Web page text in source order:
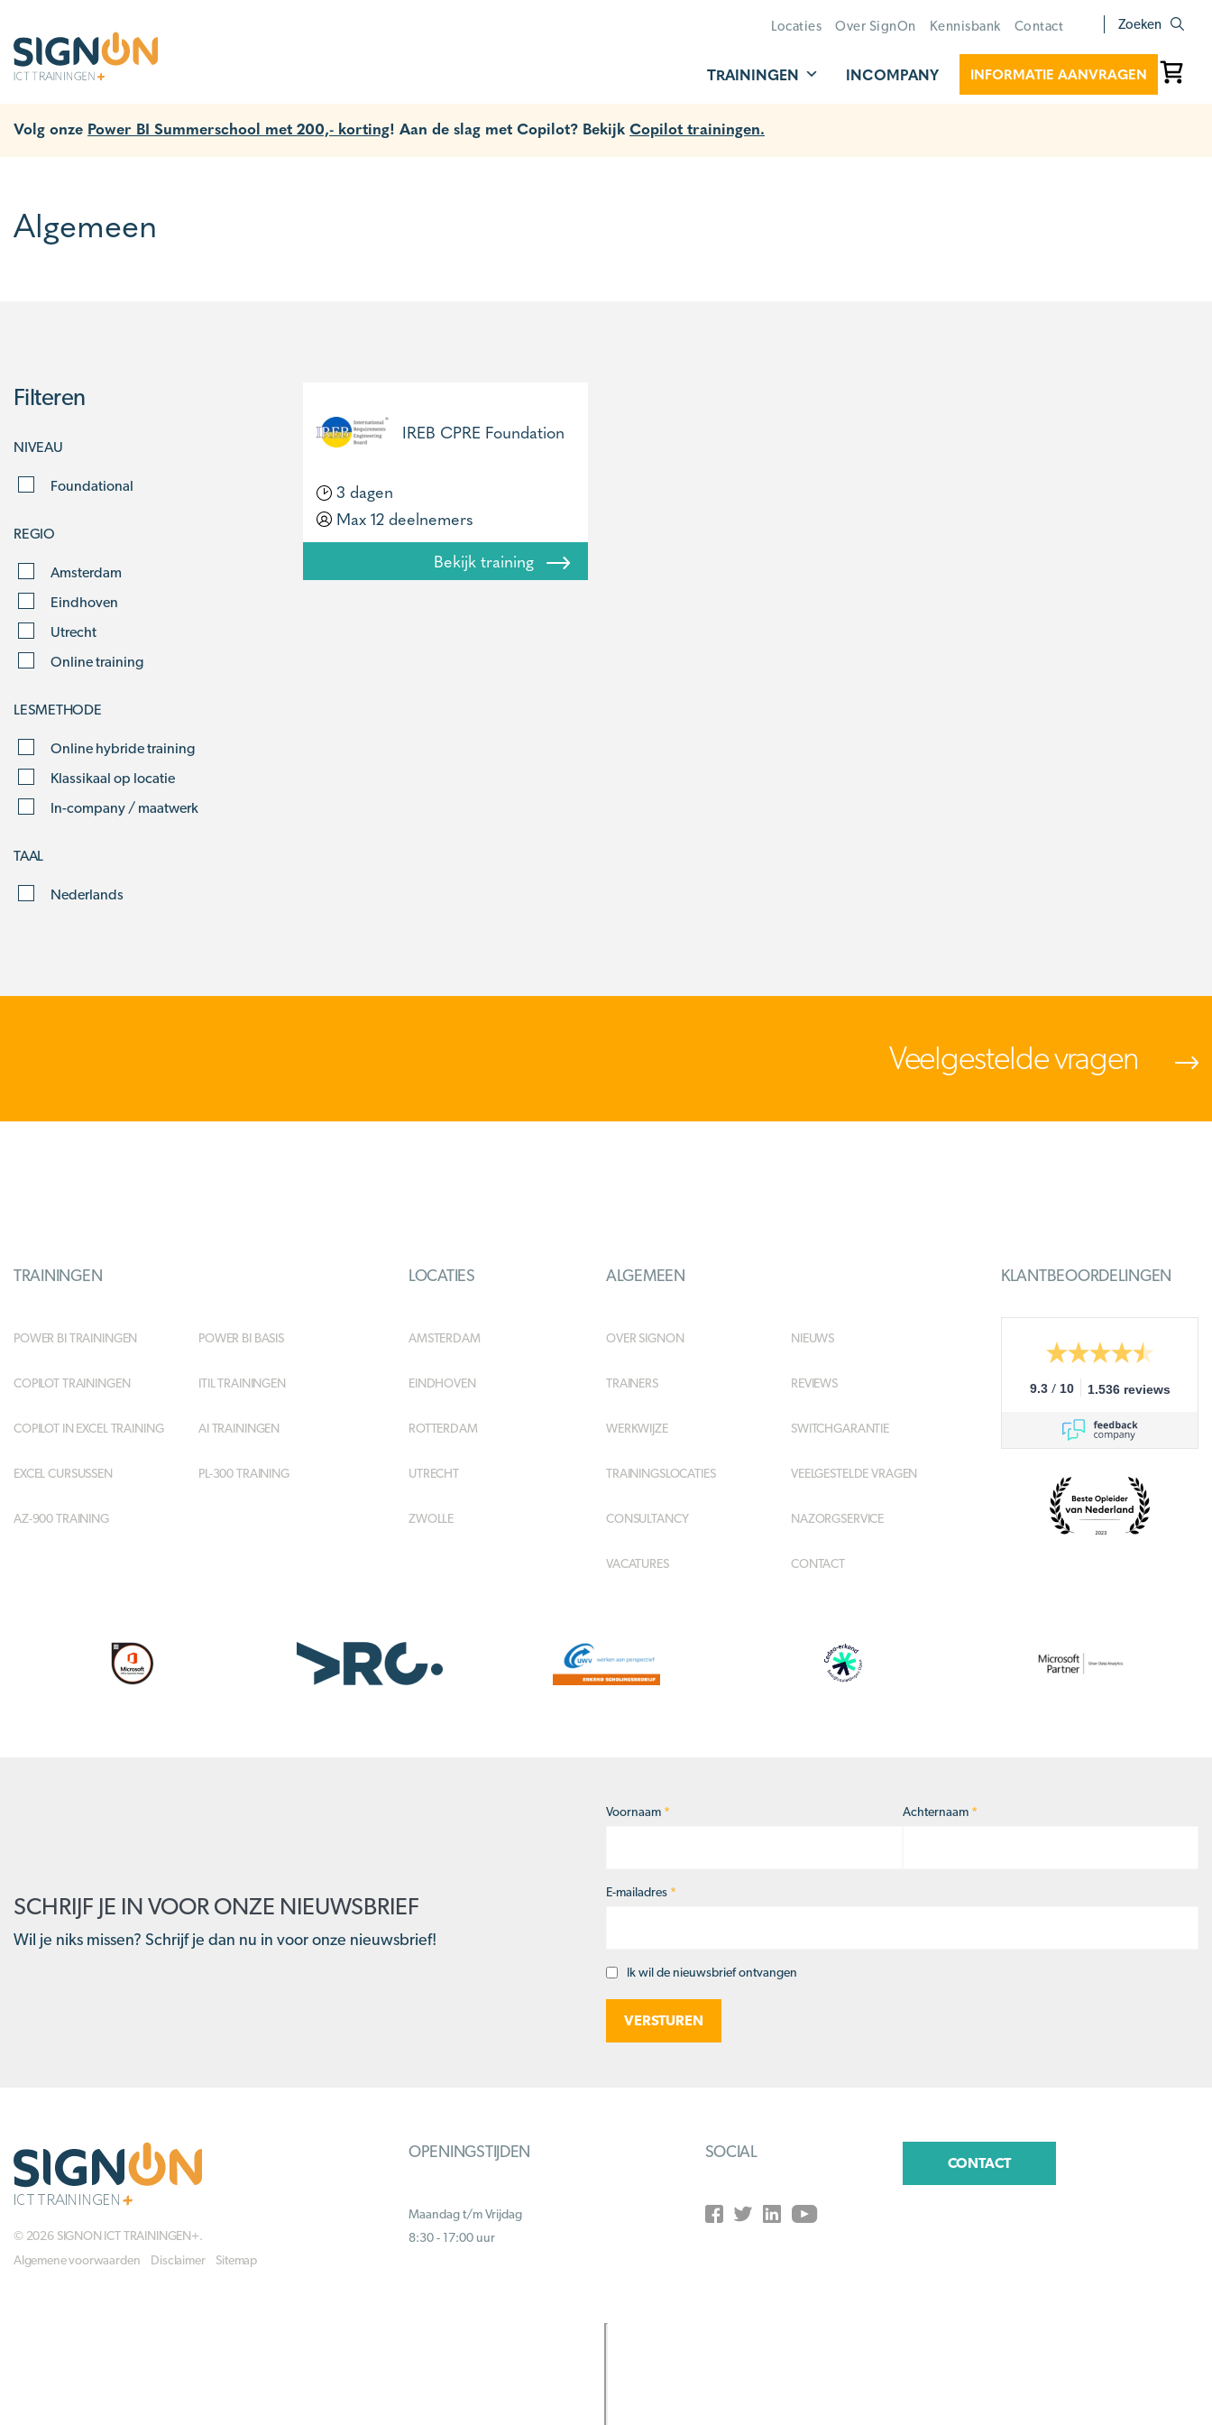
Locaties Over SignOn Kennisbank Contact Zoeken
TRAININGEN INCOMPANY INFORMATIE AANVRAGEN
Volg onze Power BI Summerschool met 200,- korting! Aan de slag met Copilot? Bekijk Copilot trainingen.
Algemeen
Filteren
NIVEAU
Foundational
REGIO
Amsterdam
Eindhoven
Utrecht
Online training
LESMETHODE
Online hybride training
Klassikaal op locatie
In-company / maatwerk
TAAL
Nederlands
IREB CPRE Foundation
3 dagen
Max 12 deelnemers
Bekijk training
Veelgestelde vragen
TRAININGEN
POWER BI TRAININGEN POWER BI BASIS
COPILOT TRAININGEN ITIL TRAININGEN
COPILOT IN EXCEL TRAINING AI TRAININGEN
EXCEL CURSUSSEN PL-300 TRAINING
AZ-900 TRAINING
LOCATIES
AMSTERDAM
EINDHOVEN
ROTTERDAM
UTRECHT
ZWOLLE
ALGEMEEN
OVER SIGNON NIEUWS
TRAINERS REVIEWS
WERKWIJZE SWITCHGARANTIE
TRAININGSLOCATIES VEELGESTELDE VRAGEN
CONSULTANCY NAZORGSERVICE
VACATURES CONTACT
KLANTBEOORDELINGEN
9.3 / 10 1.536 reviews
SCHRIJF JE IN VOOR ONZE NIEUWSBRIEF
Wil je niks missen? Schrijf je dan nu in voor onze nieuwsbrief!
Naam*
Voornaam * Achternaam *
E-mailadres *
Opt-Ik wil de nieuwsbrief ontvangen
© 2026 SIGNON ICT TRAININGEN+.
Algemene voorwaarden
Disclaimer Sitemap
OPENINGSTIJDEN
Maandag t/m Vrijdag
8:30 - 17:00 uur
SOCIAL
CONTACT